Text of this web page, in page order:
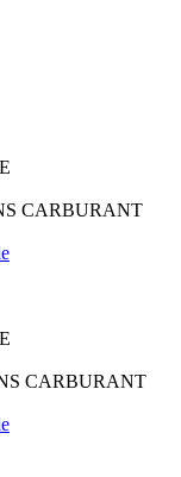
CARBURANT
CARBURANT